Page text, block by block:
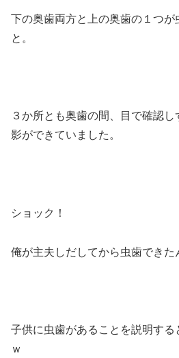
下の奥歯両方と上の奥歯の１つが
と。
３か所とも奥歯の間、目で確認
影ができていました。
ショック！
俺が主夫しだしてから虫歯できた
子供に虫歯があることを説明する
ｗ